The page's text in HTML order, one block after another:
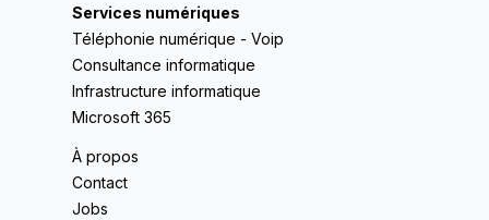
Services numériques
Téléphonie numérique - Voip
Consultance informatique
Infrastructure informatique
Microsoft 365
À propos
Contact
Jobs